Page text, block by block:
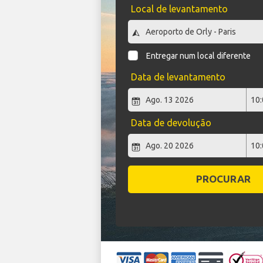
Local de levantamento
Entregar num local diferente
Data de levantamento
Data de devolução
PROCURAR